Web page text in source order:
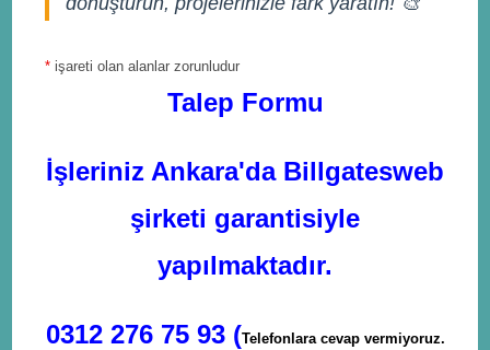
* işareti olan alanlar zorunludur
Talep Formu
İşleriniz Ankara'da Billgatesweb
şirketi garantisiyle
yapılmaktadır.
0312 276 75 93 (Telefonlara cevap vermiyoruz.